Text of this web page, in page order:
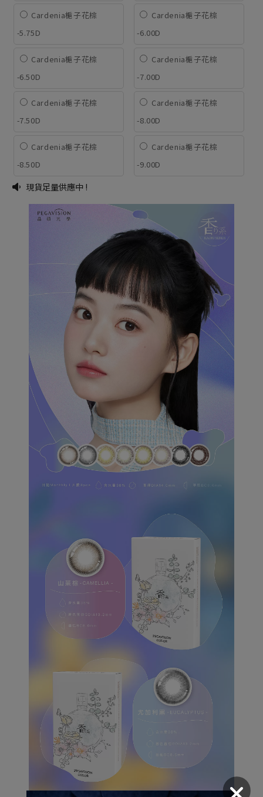
Cardenia梔子花棕
-5.75D
Cardenia梔子花棕
-6.00D
Cardenia梔子花棕
-6.50D
Cardenia梔子花棕
-7.00D
Cardenia梔子花棕
-7.50D
Cardenia梔子花棕
-8.00D
Cardenia梔子花棕
-8.50D
Cardenia梔子花棕
-9.00D
現貨足量供應中 !